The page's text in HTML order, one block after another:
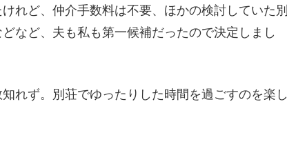
れど、仲介手数料は不要、ほかの検討していた別
など、夫も私も第一候補だったので決定しまし
れず。別荘でゆったりした時間を過ごすのを楽し